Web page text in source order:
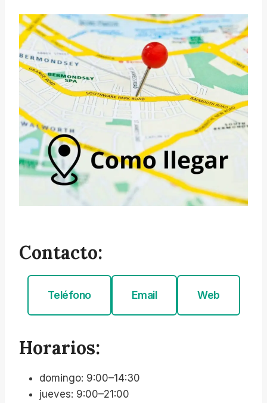
Contacto:
Teléfono Email Web
Horarios:
domingo: 9:00–14:30
jueves: 9:00–21:00